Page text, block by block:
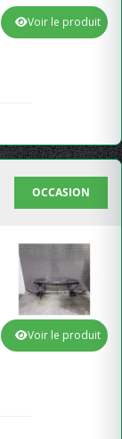
Voir le produit
OCCASION
Voir le produit